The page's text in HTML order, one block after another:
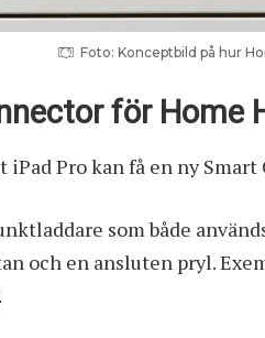
Foto: Konceptbild på hur
för Home
Pro kan få en ny Smart
som både
och en ansluten pryl.